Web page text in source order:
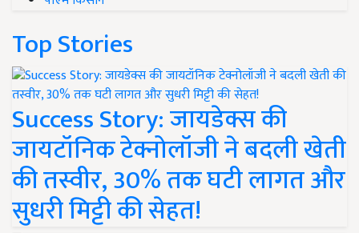
Top Stories
Success Story: जायडेक्स की
जायटॉनिक टेक्नोलॉजी ने बदली खेती
की तस्वीर, 30% तक घटी लागत और
सुधरी मिट्टी की सेहत!